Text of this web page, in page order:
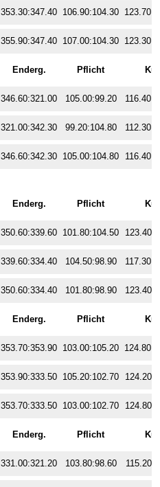
353.30:347.40 106.90:104.30
355.90:347.40 107.00:104.30
Enderg. Pflicht Kür
346.60:321.00 105.00:99.20
321.00:342.30 99.20:104.80
346.60:342.30 105.00:104.80
Enderg. Pflicht Kür
350.60:339.60 101.80:104.50
339.60:334.40 104.50:98.90
350.60:334.40 101.80:98.90
Enderg. Pflicht Kür
353.70:353.90 103.00:105.20
353.90:333.50 105.20:102.70
353.70:333.50 103.00:102.70
Enderg. Pflicht Kür
331.00:321.20 103.80:98.60